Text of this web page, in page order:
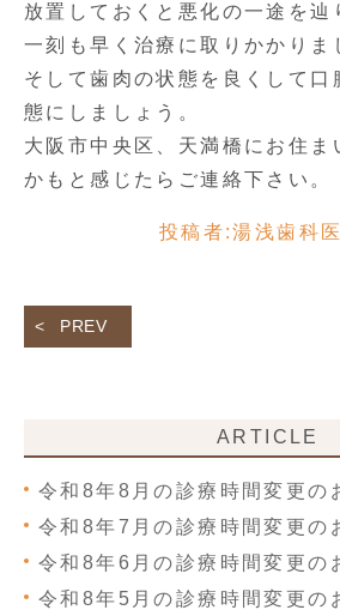
放置しておくと悪化の一途を辿
一刻も早く治療に取りかかりま
そして歯肉の状態を良くして口
態にしましょう。
大阪市中央区、天満橋にお住ま
かもと感じたらご連絡下さい。
投稿者:湯浅歯科
PREV
ARTICLE
令和8年8月の診療時間変更の
令和8年7月の診療時間変更の
令和8年6月の診療時間変更の
令和8年5月の診療時間変更の